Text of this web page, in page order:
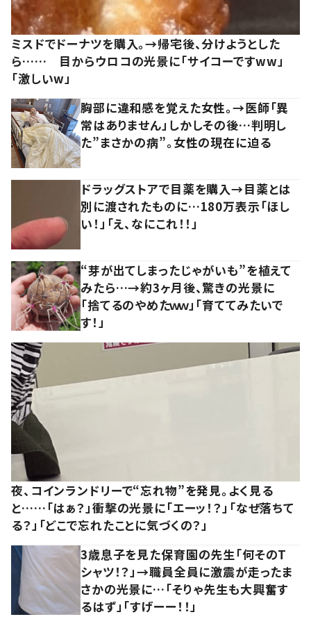
ミスドでドーナツを購入。→帰宅後、分けようとした
ら…… 目からウロコの光景に「サイコーですww」
「激しいw」
胸部に違和感を覚えた女性。→医師「異
常はありません」しかしその後…判明し
た”まさかの病”。女性の現在に迫る
ドラッグストアで目薬を購入→目薬とは
別に渡されたものに…180万表示「ほし
い！」「え、なにこれ！！」
“芽が出てしまったじゃがいも”を植えて
みたら…→約3ヶ月後、驚きの光景に
「捨てるのやめたｗｗ」「育ててみたいで
す！」
夜、コインランドリーで“忘れ物”を発見。よく見る
と……「はぁ？」衝撃の光景に「エーッ！？」「なぜ落ちて
る？」「どこで忘れたことに気づくの？」
3歳息子を見た保育園の先生「何そのT
シャツ！？」→職員全員に激震が走ったま
さかの光景に…「そりゃ先生も大興奮す
るはず」「すげーー！！」